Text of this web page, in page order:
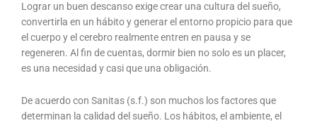
Lograr un buen descanso exige crear una cultura del sueño,
convertirla en un hábito y generar el entorno propicio para que
el cuerpo y el cerebro realmente entren en pausa y se
regeneren. Al fin de cuentas, dormir bien no solo es un placer,
es una necesidad y casi que una obligación.
De acuerdo con Sanitas (s.f.) son muchos los factores que
determinan la calidad del sueño. Los hábitos, el ambiente, el